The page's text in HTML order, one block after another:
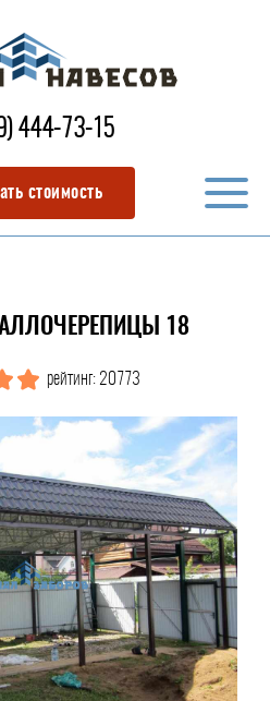
444-73-15
стоимость
18
рейтинг: 20773